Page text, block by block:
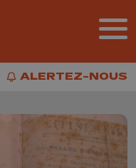
ALERTEZ-NOUS
ALERTEZ-NOUS